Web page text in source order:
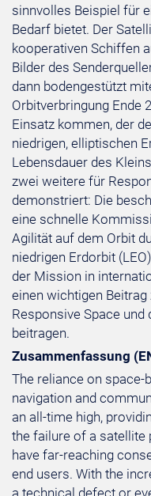
sinnvolles Beispiel für
Bedarf bietet. Der
kooperativen Schiffen
Bilder des
dann bodengestützt
Orbitverbringung Ende
Einsatz kommen, der
niedrigen, elliptischen
Lebensdauer des
zwei weitere für
demonstriert: Die
eine schnelle
Agilität auf dem Orbit
niedrigen Erdorbit
der Mission in
einen wichtigen
Responsive Space
beitragen.
Zusammenfassung
The reliance on
navigation and
an all-time high,
the failure of a satellite
have far-reaching
end users. With the
a technical defect or